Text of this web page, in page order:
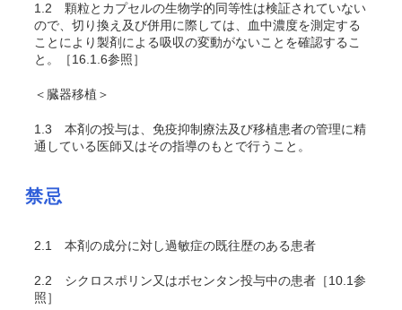
1.2 顆粒とカプセルの生物学的同等性は検証されていない
ので、切り換え及び併用に際しては、血中濃度を測定する
ことにより製剤による吸収の変動がないことを確認するこ
と。［16.1.6参照］
＜臓器移植＞
1.3 本剤の投与は、免疫抑制療法及び移植患者の管理に精
通している医師又はその指導のもとで行うこと。
禁忌
2.1 本剤の成分に対し過敏症の既往歴のある患者
2.2 シクロスポリン又はボセンタン投与中の患者［10.1参
照］